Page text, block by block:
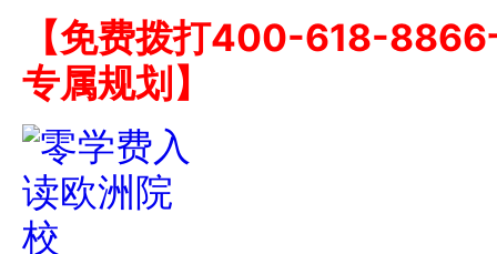
【免费拨打400-618-8866
专属规划】